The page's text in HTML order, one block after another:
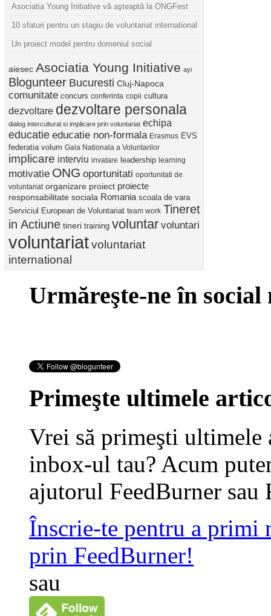
Asociatia Young Initiative vă aşteaptă la ONGFest
10 sfaturi pentru un stagiu de voluntariat international
Un proiect model pentru domeniul social
aiesec Asociatia Young Initiative ayi
Blogunteer Bucuresti Cluj-Napoca
comunitate concurs conferinta copii cultura
dezvoltare dezvoltare personala
dialog intercultural si implicare prin voluntariat echipa
educatie educatie non-formala Erasmus EVS
federatia volum Gala Nationala a Voluntarilor
implicare interviu invatare leadership learning
motivatie ONG oportunitati oportunitati de
voluntariat organizare proiect proiecte
responsabilitate sociala Romania scoala de vara
Serviciul European de Voluntariat team work Tineret
in Actiune tineri training voluntar voluntari
voluntariatvoluntariat
international
Urmăreşte-ne în social
Primeşte ultimele
Vrei să primeşti
inbox-ul tau? Acum
ajutorul FeedBurner sau
Înscrie-te pentru a primi
prin FeedBurner!
sau